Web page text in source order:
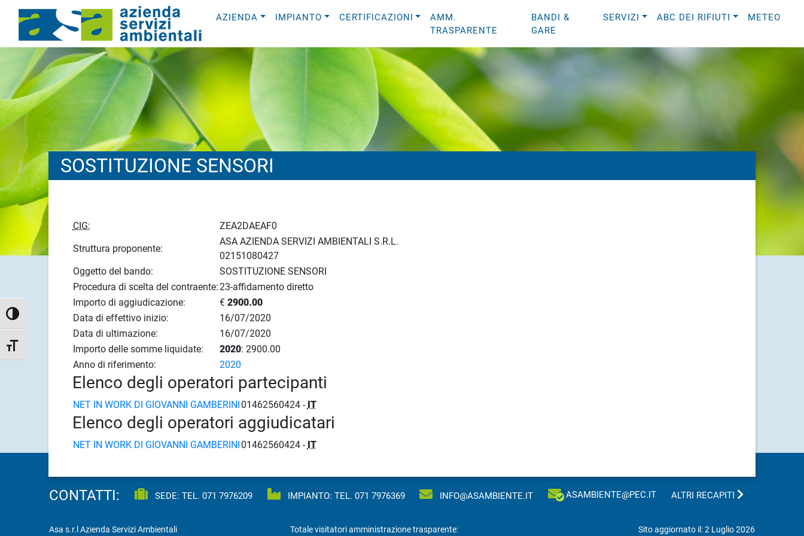
Attiva/disattiva alto contrasto
Attiva/disattiva dimensione testo
AZIENDA IMPIANTO CERTIFICAZIONI
AMM.
TRASPARENTE
BANDI &
GARE
SERVIZI ABC DEI RIFIUTI METEO
SOSTITUZIONE SENSORI
CIG:
ZEA2DAEAF0
Struttura proponente:
ASA AZIENDA SERVIZI AMBIENTALI S.R.L.
02151080427
Oggetto del bando:
SOSTITUZIONE SENSORI
Procedura di scelta del contraente:23-affidamento diretto
Importo di aggiudicazione:
€ 2900.00
Data di effettivo inizio:
16/07/2020
Data di ultimazione:
16/07/2020
Importo delle somme liquidate:
2020: 2900.00
Anno di riferimento:
2020
Elenco degli operatori partecipanti
NET IN WORK DI GIOVANNI GAMBERINI 01462560424 - IT
Elenco degli operatori aggiudicatari
NET IN WORK DI GIOVANNI GAMBERINI 01462560424 - IT
CONTATTI: SEDE: TEL. 071 7976209 IMPIANTO: TEL. 071 7976369 INFO@ASAMBIENTE.IT ASAMBIENTE@PEC.IT ALTRI RECAPITI
Asa s.r.l Azienda Servizi Ambientali Totale visitatori amministrazione trasparente: Sito aggiornato il: 2 Luglio 2026